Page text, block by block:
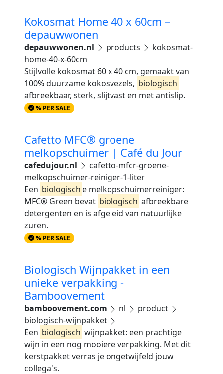
Kokosmat Home 40 x 60cm –
depauwwonen
depauwwonen.nl products
kokosmat-
home-40-x-60cm
Stijlvolle kokosmat 60 x 40 cm, gemaakt van
100% duurzame kokosvezels, biologisch
afbreekbaar, sterk, slijtvast en met antislip.
% PER SALE
Cafetto MFC® groene
melkopschuimer | Café du Jour
cafedujour.nl
cafetto-mfcr-groene-
melkopschuimer-reiniger-1-liter
Een biologisch e melkopschuimerreiniger:
MFC® Green bevat biologisch afbreekbare
detergenten en is afgeleid van natuurlijke
zuren.
% PER SALE
Biologisch Wijnpakket in een
unieke verpakking -
Bamboovement
bamboovement.com nl
product
biologisch-wijnpakket
Een biologisch wijnpakket: een prachtige
wijn in een nog mooiere verpakking. Met dit
kerstpakket verras je ongetwijfeld jouw
collega's.